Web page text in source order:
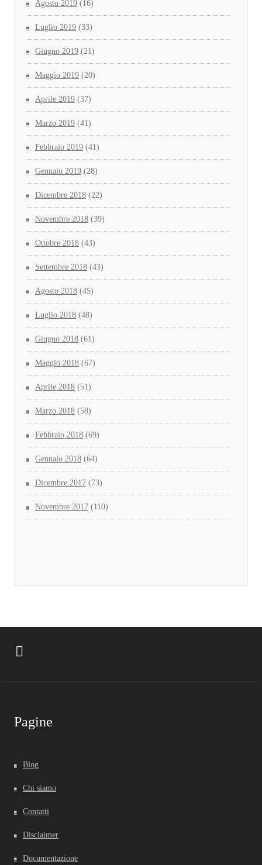
Agosto 2019 (16)
Luglio 2019 (33)
Giugno 2019 (21)
Maggio 2019 (20)
Aprile 2019 (37)
Marzo 2019 (41)
Febbraio 2019 (41)
Gennaio 2019 (28)
Dicembre 2018 (22)
Novembre 2018 (39)
Ottobre 2018 (43)
Settembre 2018 (43)
Agosto 2018 (45)
Luglio 2018 (48)
Giugno 2018 (61)
Maggio 2018 (67)
Aprile 2018 (51)
Marzo 2018 (58)
Febbraio 2018 (69)
Gennaio 2018 (64)
Dicembre 2017 (73)
Novembre 2017 (110)
Pagine
Blog
Chi siamo
Contatti
Disclaimer
Documentazione